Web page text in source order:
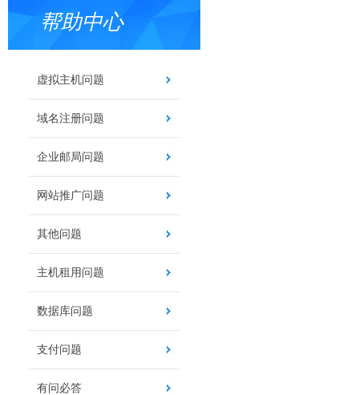
帮助中心
虚拟主机问题
域名注册问题
企业邮局问题
网站推广问题
其他问题
主机租用问题
数据库问题
支付问题
有问必答